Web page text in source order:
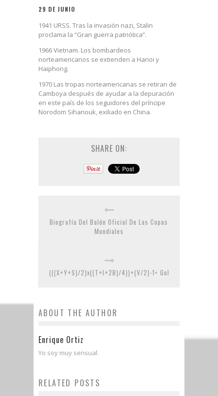
29 DE JUNIO
1941 URSS. Tras la invasión nazi, Stalin
proclama la “Gran guerra patriótica”.
1966 Vietnam. Los bombardeos
norteamericanos se extienden a Hanoi y
Haiphong.
1970 Las tropas norteamericanas se retiran de
Camboya después de ayudar a la depuración
en este país de los seguidores del príncipe
Norodom Sihanouk, exiliado en China.
SHARE ON:
Biografía Del Balón Oficial De Las Copas
Mundiales
(((X+Y+S)/2)x((T+I+2B)/4))+(V/2)-1= Gol
ABOUT THE AUTHOR
Enrique Ortiz
Yo soy muy sensual.
RELATED POSTS